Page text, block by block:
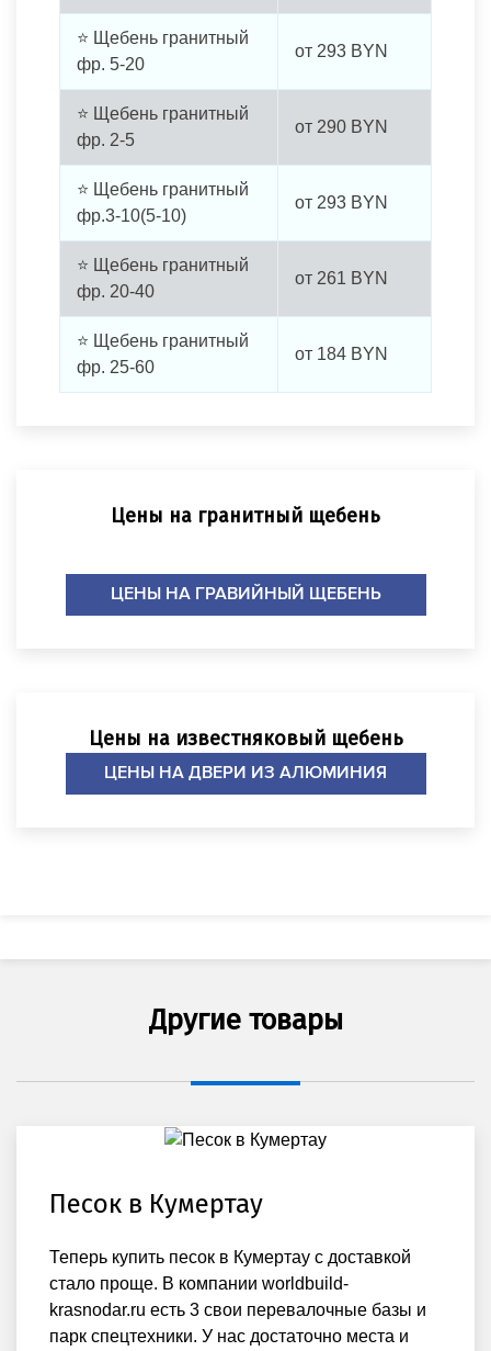
⭐ Щебень гранитный
фр. 5-20
от 293 BYN
⭐ Щебень гранитный
фр. 2-5
от 290 BYN
⭐ Щебень гранитный
фр.3-10(5-10)
от 293 BYN
⭐ Щебень гранитный
фр. 20-40
от 261 BYN
⭐ Щебень гранитный
фр. 25-60
от 184 BYN
Цены на гранитный щебень
ЦЕНЫ НА ГРАВИЙНЫЙ ЩЕБЕНЬ
Цены на известняковый щебень
ЦЕНЫ НА ДВЕРИ ИЗ АЛЮМИНИЯ
Другие товары
Песок в Кумертау
Теперь купить песок в Кумертау с доставкой
стало проще. В компании worldbuild-
krasnodar.ru есть 3 свои перевалочные базы и
парк спецтехники. У нас достаточно места и